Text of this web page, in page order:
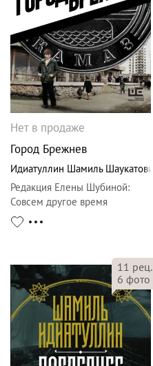
Нет в продаже
Город Брежнев
Идиатуллин Шамиль Шаукатович
Редакция Елены Шубиной:
Совсем другое время
11 рец.
6 фото